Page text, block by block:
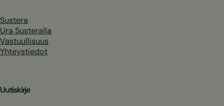
Sustera
Ura Susteralla
Vastuullisuus
Yhteystiedot
Uutiskirje